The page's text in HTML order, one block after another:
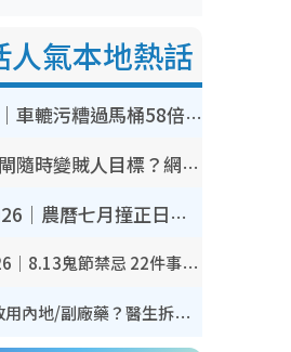
人氣本地熱話
行李清潔｜車轆污糟過馬桶58倍！專家警告忌用酒精抹 教1招免污手除菌
裝修拆鐵閘隨時變賊人目標？網民揭2大關鍵用途：裝新式等於白裝？附新舊鐵閘分別
鬼門開2026｜農曆七月撞正日全食特別邪？專家警告切忌做一事！揭4大禁忌+2招保平安
鬼門開2026｜8.13鬼節禁忌 22件事唔做得！燒肉、刺身要少食？半夜勿吹口哨/打呢個電話
網傳公院改用內地/副廠藥？醫生拆解正副廠分別 揭4類人換藥隨時出事